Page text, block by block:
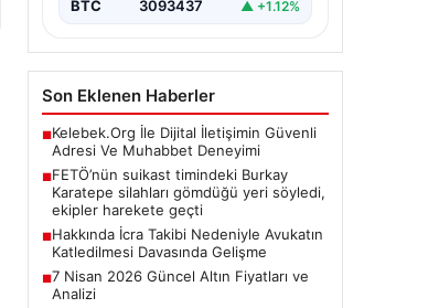
BTC 3093437 ▲ +1.12%
Son Eklenen Haberler
■Kelebek.Org İle Dijital İletişimin Güvenli
Adresi Ve Muhabbet Deneyimi
■FETÖ’nün suikast timindeki Burkay
Karatepe silahları gömdüğü yeri söyledi,
ekipler harekete geçti
■Hakkında İcra Takibi Nedeniyle Avukatın
Katledilmesi Davasında Gelişme
■7 Nisan 2026 Güncel Altın Fiyatları ve
Analizi